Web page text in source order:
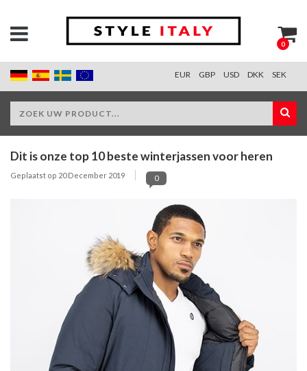
0
EUR GBP USD DKK SEK
Dit is onze top 10 beste winterjassen voor heren
Geplaatst op 20 December 2019 0